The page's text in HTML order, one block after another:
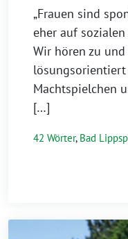
„Frauen sind
eher auf
Wir hören zu
lösungsorientiert
Machtspielchen
[…]
42 Wörter, Bad